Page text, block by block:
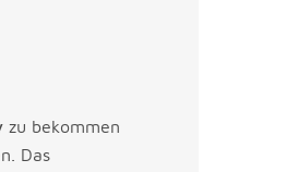
zu bekommen
Das